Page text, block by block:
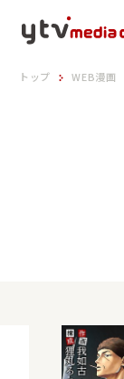
トップ WEB漫画